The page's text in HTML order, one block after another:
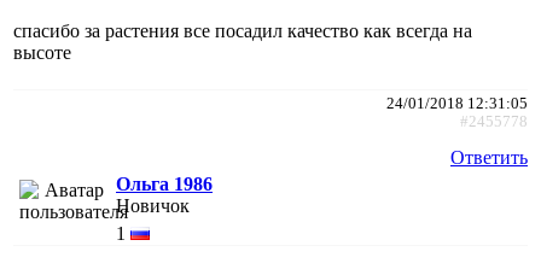
спасибо за растения все посадил качество как всегда на
высоте
24/01/2018 12:31:05
#2455778
Ответить
Ольга 1986
Новичок
1